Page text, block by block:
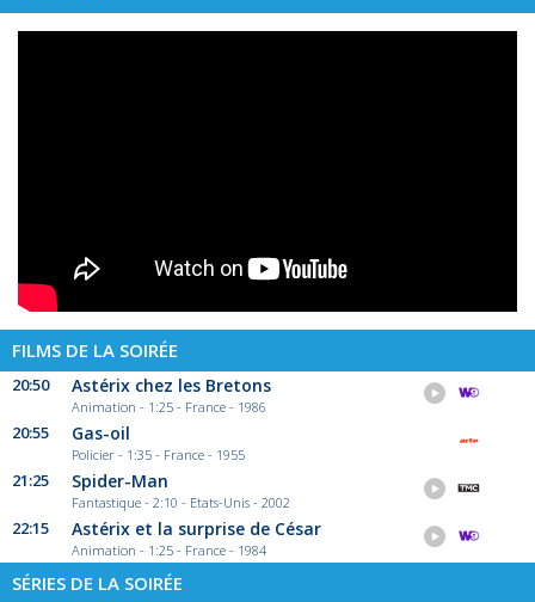
FILMS DE LA SOIRÉE
20:50 Astérix chez les Bretons
Animation - 1:25 - France - 1986
20:55 Gas-oil
Policier - 1:35 - France - 1955
21:25 Spider-Man
Fantastique - 2:10 - Etats-Unis - 2002
22:15 Astérix et la surprise de César
Animation - 1:25 - France - 1984
SÉRIES DE LA SOIRÉE